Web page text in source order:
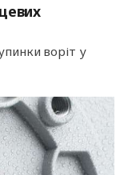
воріт у